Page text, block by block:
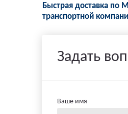
Быстрая доставка по
транспортной
Задать
Ваше имя